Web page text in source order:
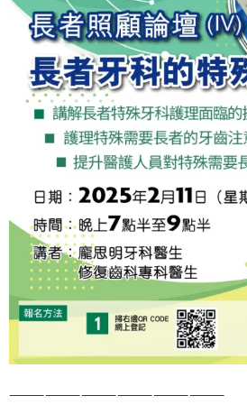
——————————————————